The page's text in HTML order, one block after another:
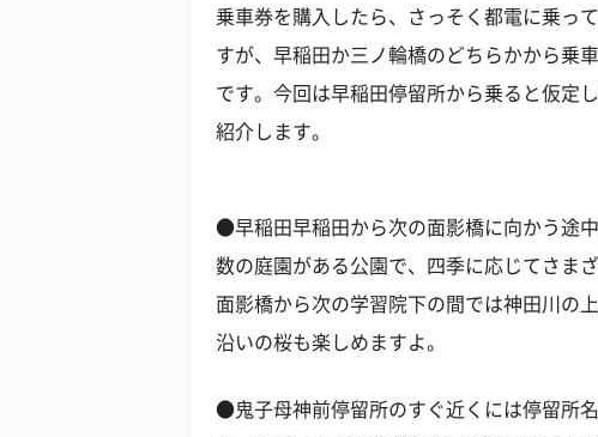
乗車券を購入したら、さっそく都電に乗っ
すが、早稲田か三ノ輪橋のどちらかから乗
です。今回は早稲田停留所から乗ると仮定
紹介します。
●早稲田早稲田から次の面影橋に向かう途
数の庭園がある公園で、四季に応じてさま
面影橋から次の学習院下の間では神田川の
沿いの桜も楽しめますよ。
●鬼子母神前停留所のすぐ近くには停留所